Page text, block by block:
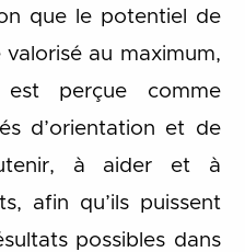
que le potentiel de
au maximum,
est perçue comme
d’orientation et de
à aider et à
afin qu’ils puissent
possibles dans